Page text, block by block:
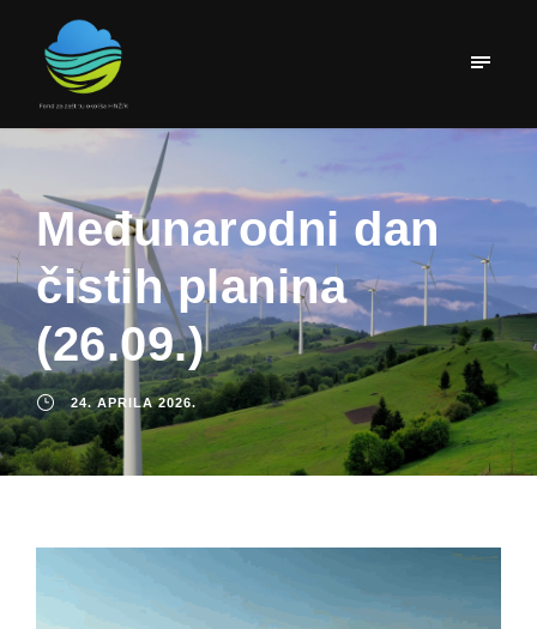
Međunarodni dan
čistih planina
(26.09.)
24. APRILA 2026.